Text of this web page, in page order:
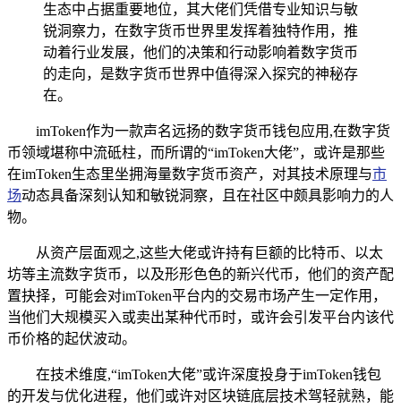
生态中占据重要地位，其大佬们凭借专业知识与敏
锐洞察力，在数字货币世界里发挥着独特作用，推
动着行业发展，他们的决策和行动影响着数字货币
的走向，是数字货币世界中值得深入探究的神秘存
在。
imToken作为一款声名远扬的数字货币钱包应用,在数字货
币领域堪称中流砥柱，而所谓的“imToken大佬”，或许是那些
在imToken生态里坐拥海量数字货币资产，对其技术原理与市
场动态具备深刻认知和敏锐洞察，且在社区中颇具影响力的人
物。
从资产层面观之,这些大佬或许持有巨额的比特币、以太
坊等主流数字货币，以及形形色色的新兴代币，他们的资产配
置抉择，可能会对imToken平台内的交易市场产生一定作用，
当他们大规模买入或卖出某种代币时，或许会引发平台内该代
币价格的起伏波动。
在技术维度,“imToken大佬”或许深度投身于imToken钱包
的开发与优化进程，他们或许对区块链底层技术驾轻就熟，能